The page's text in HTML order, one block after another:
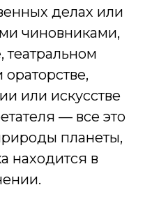
делах или
чиновниками,
театральном
ораторстве,
или искусстве
— все это
планеты,
находится в